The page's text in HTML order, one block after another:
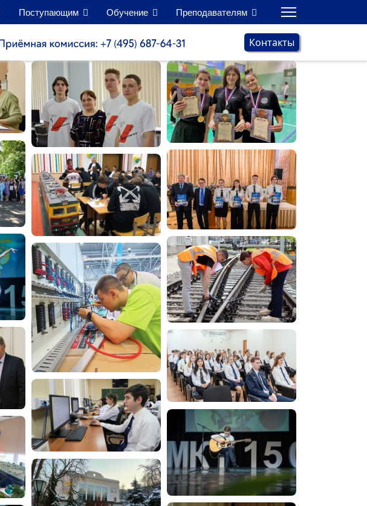
Поступающим Обучение Преподавателям
Контакты